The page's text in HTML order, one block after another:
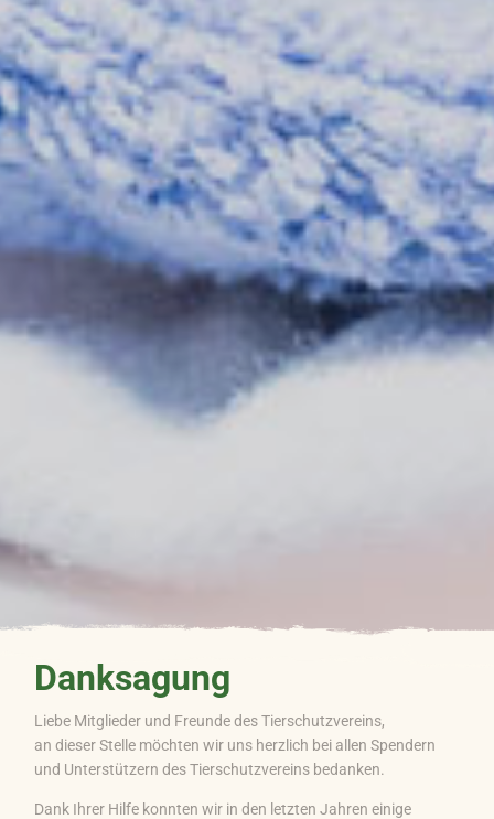
Danksagung
Liebe Mitglieder und Freunde des Tierschutzvereins,
an dieser Stelle möchten wir uns herzlich bei allen Spendern
und Unterstützern des Tierschutzvereins bedanken.
Dank Ihrer Hilfe konnten wir in den letzten Jahren einige